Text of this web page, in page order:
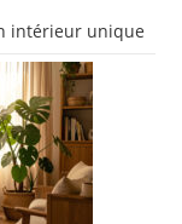
intérieur unique